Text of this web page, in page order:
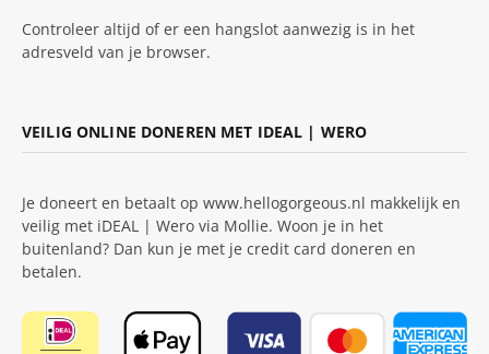
Controleer altijd of er een hangslot aanwezig is in het
adresveld van je browser.
VEILIG ONLINE DONEREN MET IDEAL | WERO
Je doneert en betaalt op www.hellogorgeous.nl makkelijk en
veilig met iDEAL | Wero via Mollie. Woon je in het
buitenland? Dan kun je met je credit card doneren en
betalen.